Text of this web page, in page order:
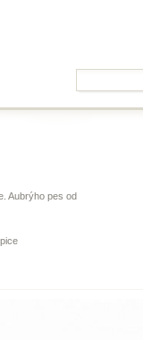
Aubrýho pes od